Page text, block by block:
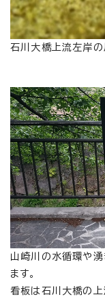
石川大橋上流左岸の
山崎川の水循環や
ます。
看板は石川大橋の上